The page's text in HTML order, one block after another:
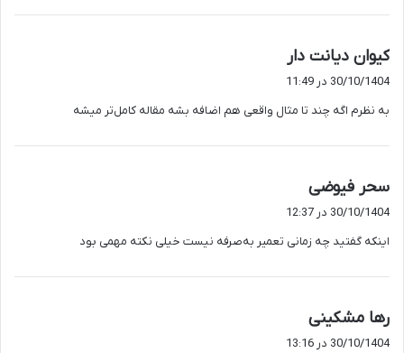
کیوان دیانت دار
:
30/10/1404 در 11:49
به نظرم اگه چند تا مثال واقعی هم اضافه بشه مقاله کامل‌تر میشه
سحر فیوضی
ف
:
30/10/1404 در 12:37
اینکه گفتید چه زمانی تعمیر به‌صرفه نیست خیلی نکته مهمی بود
رها مشکینی
ف
30/10/1404 در 13:16